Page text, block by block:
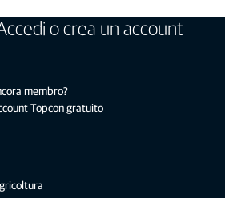
o crea un account
membro?
Topcon gratuito